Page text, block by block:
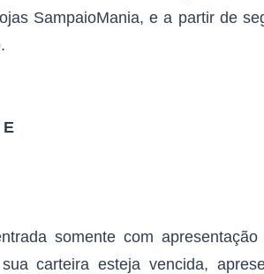
SampaioMania, e a partir de
E
somente com
carteira esteja vencida,